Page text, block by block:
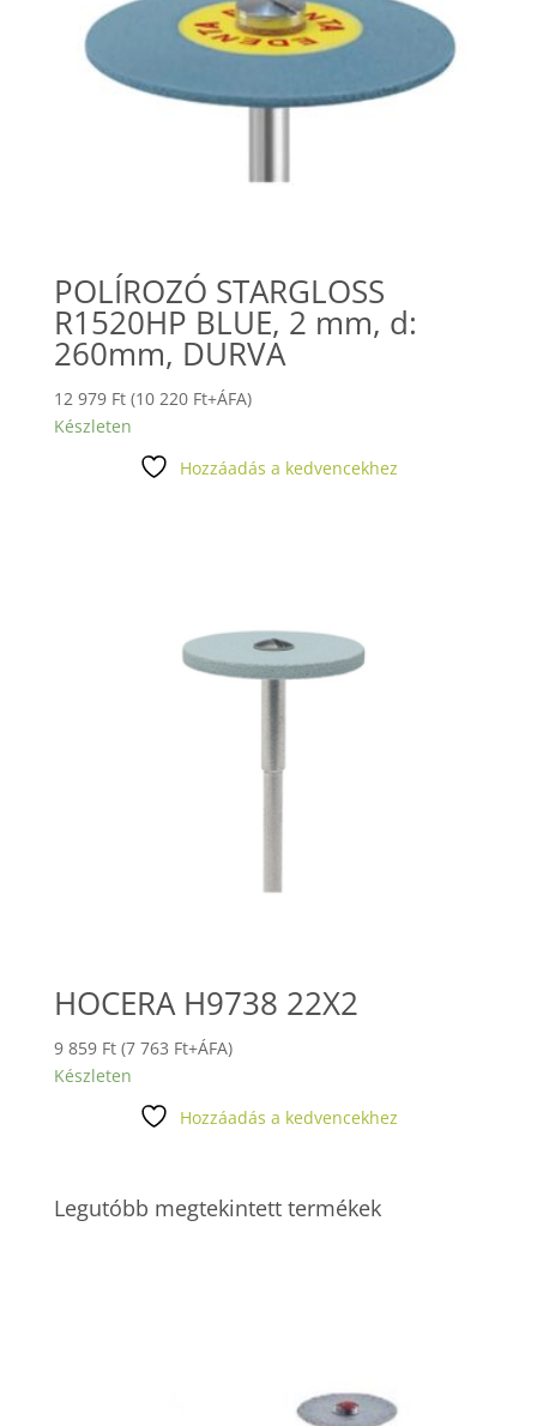
POLÍROZÓ STARGLOSS
R1520HP BLUE, 2 mm, d:
260mm, DURVA
12 979 Ft (10 220 Ft+ÁFA)
Készleten
Hozzáadás a kedvencekhez
HOCERA H9738 22X2
9 859 Ft (7 763 Ft+ÁFA)
Készleten
Hozzáadás a kedvencekhez
Legutóbb megtekintett termékek